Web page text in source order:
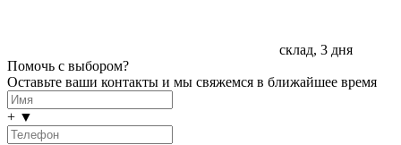
склад, 3 дня
Помочь с выбором?
Оставьте ваши контакты и мы свяжемся в ближайшее время
+ ▼